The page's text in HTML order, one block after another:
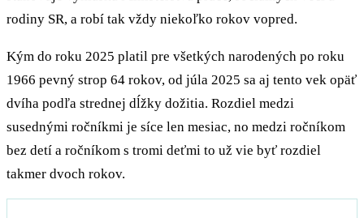
rodiny SR, a robí tak vždy niekoľko rokov vopred.
Kým do roku 2025 platil pre všetkých narodených po roku
1966 pevný strop 64 rokov, od júla 2025 sa aj tento vek opäť
dvíha podľa strednej dĺžky dožitia. Rozdiel medzi
susednými ročníkmi je síce len mesiac, no medzi ročníkom
bez detí a ročníkom s tromi deťmi to už vie byť rozdiel
takmer dvoch rokov.